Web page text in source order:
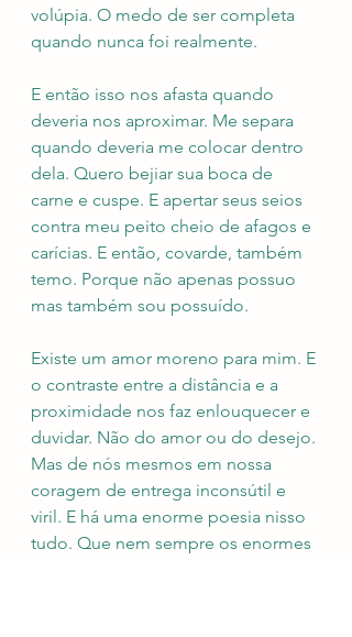
volúpia. O medo de ser completa
quando nunca foi realmente.
E então isso nos afasta quando
deveria nos aproximar. Me separa
quando deveria me colocar dentro
dela. Quero bejiar sua boca de
carne e cuspe. E apertar seus seios
contra meu peito cheio de afagos e
carícias. E então, covarde, também
temo. Porque não apenas possuo
mas também sou possuído.
Existe um amor moreno para mim. E
o contraste entre a distância e a
proximidade nos faz enlouquecer e
duvidar. Não do amor ou do desejo.
Mas de nós mesmos em nossa
coragem de entrega inconsútil e
viril. E há uma enorme poesia nisso
tudo. Que nem sempre os enormes